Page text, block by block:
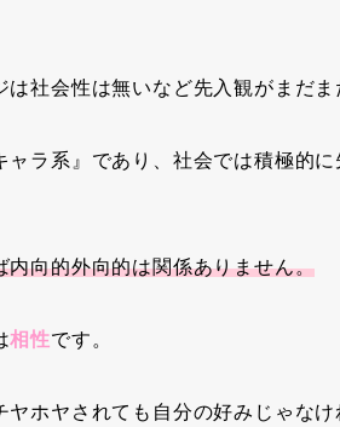
社会性は無いなど先入観がまだま
ラ系』であり、社会では積極的
内向的外向的は関係ありません。
相性です。
ヤホヤされても自分の好みじゃな